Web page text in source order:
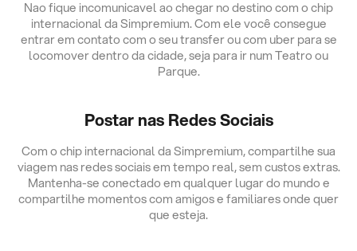
Nao fique incomunicavel ao chegar no destino com o chip
internacional da Simpremium. Com ele você consegue
entrar em contato com o seu transfer ou com uber para se
locomover dentro da cidade, seja para ir num Teatro ou
Parque.
Postar nas Redes Sociais
Com o chip internacional da Simpremium, compartilhe sua
viagem nas redes sociais em tempo real, sem custos extras.
Mantenha-se conectado em qualquer lugar do mundo e
compartilhe momentos com amigos e familiares onde quer
que esteja.